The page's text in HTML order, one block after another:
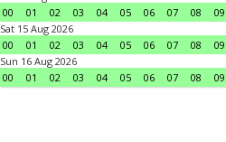
00
01 02 03 04 05 06 07 08 09
Sat 15 Aug 2026
00
01 02 03 04 05 06 07 08 09
Sun 16 Aug 2026
00
01 02 03 04 05 06 07 08 09